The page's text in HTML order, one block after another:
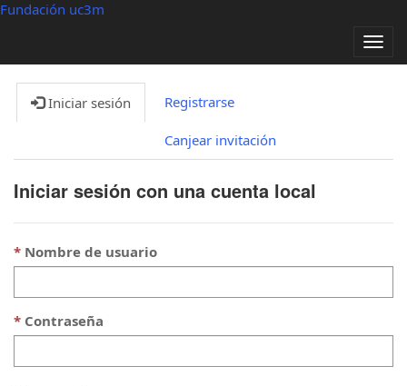
Fundación uc3m
Iniciar sesión Registrarse
Canjear invitación
Iniciar sesión con una cuenta local
Nombre de usuario
Contraseña